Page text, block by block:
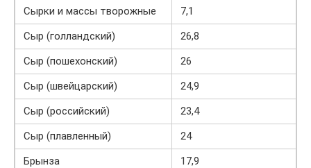
Сырки и массы творожные
7,1
Сыр (голландский)
26,8
Сыр (пошехонский)
26
Сыр (швейцарский)
24,9
Сыр (российский)
23,4
Сыр (плавленный)
24
Брынза
17,9